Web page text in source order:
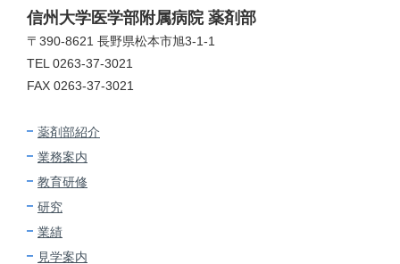
薬剤部紹介
業務案内
教育研修
研究
業績
見学案内
信州大学医学部附属病院 薬剤部
〒390-8621 長野県松本市旭3-1-1
TEL 0263-37-3021
FAX 0263-37-3021